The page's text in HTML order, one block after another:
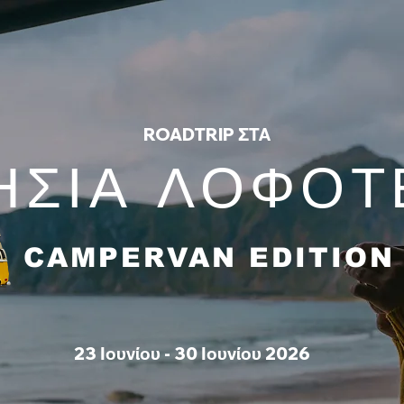
ROADTRIP ΣΤΑ
CAMPERVAN EDITION
23 Ιουνίου - 30 Ιουνίου 2026